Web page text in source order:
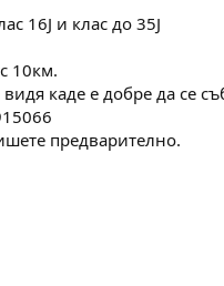
16J и клас до 35J
10км.
каде е добре да се
предварително.